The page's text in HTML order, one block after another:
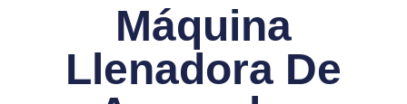
Máquina
Llenadora De